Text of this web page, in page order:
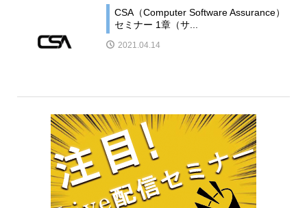
CSA（Computer Software Assurance）
セミナー 1章（サ...
2021.04.14